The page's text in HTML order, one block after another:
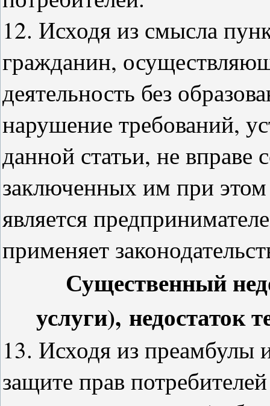
12. Исходя из смысла
гражданин,
деятельность без
нарушение требований,
данной статьи, не вправе
заключенных им при
является
применяет
Существенный
услуги), недостаток
13. Исходя из преамбулы
защите прав